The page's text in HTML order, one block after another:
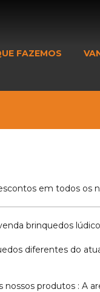
FAZEMOS
em todos os
brinquedos
diferentes do
nossos produtos : A